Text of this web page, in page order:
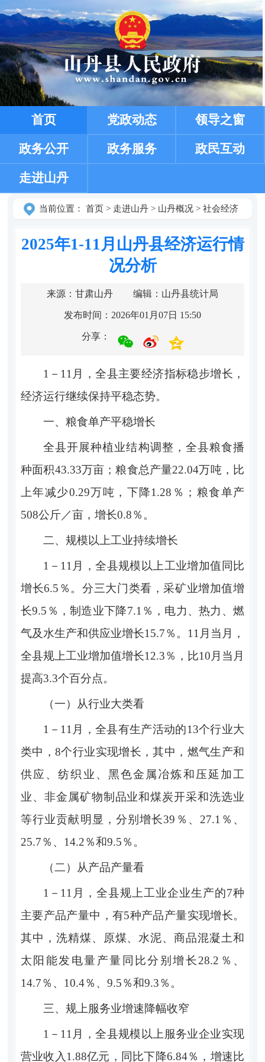
首页 党政动态 领导之窗
政务公开 政务服务 政民互动
走进山丹
当前位置： 首页> 走进山丹> 山丹概况> 社会经济
2025年1-11月山丹县经济运行情
况分析
来源：甘肃山丹 编辑：山丹县统计局
发布时间：2026年01月07日 15:50
分享：
1－11月，全县主要经济指标稳步增长，
经济运行继续保持平稳态势。
一、粮食单产平稳增长
全县开展种植业结构调整， 全县粮食播
种面积43.33万亩 ；粮食总产量22.04万吨，比
上年减少0.29万吨，下降1.28％ ； 粮食单产
508公斤／亩，增长0.8％。
二、规模以上工业持续增长
1－11月，全县规模以上工业增加值同比
增长6.5％。分三大门类看，采矿业增加值增
长9.5％，制造业下降7.1％，电力、热力、燃
气及水生产和供应业增长15.7％。11月当月，
全县规上工业增加值增长12.3％，比10月当月
提高3.3个百分点。
（一）从行业大类看
1－11月，全县有生产活动的13个行业大
类中，8个行业实现增长，其中，燃气生产和
供应、纺织业、黑色金属冶炼和压延加工
业、非金属矿物制品业和煤炭开采和洗选业
等行业贡献明显，分别增长39％、27.1％、
25.7％、14.2％和9.5％。
（二）从产品产量看
1－11月，全县规上工业企业生产的7种
主要产品产量中，有5种产品产量实现增长。
其中，洗精煤、原煤、水泥、商品混凝土和
太阳能发电量产量同比分别增长28.2％、
14.7％、10.4％、9.5％和9.3％。
三、规上服务业增速降幅收窄
1－11月，全县规模以上服务业企业实现
营业收入1.88亿元，同比下降6.84％，增速比